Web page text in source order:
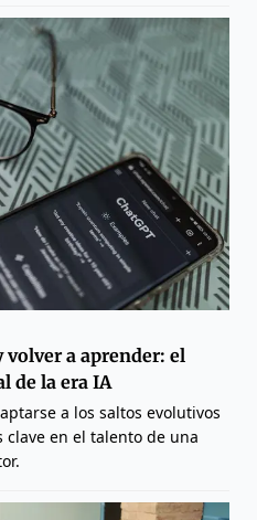
volver a aprender: el
de la era IA
a los saltos evolutivos
en el talento de una